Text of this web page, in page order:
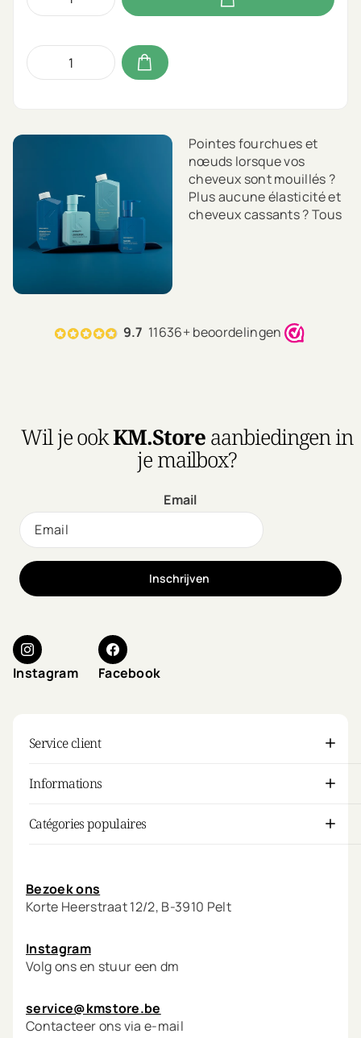
Pointes fourchues et
nœuds lorsque vos
cheveux sont mouillés ?
Plus aucune élasticité et
cheveux cassants ? Tous
remettront vos cheveux
en parfait état.
améliore et renforce les
cheveux secs et abîmés.
9.7 11636+ beoordelingen
Wil je ookKM.Storeaanbiedingen in
je mailbox?
Email
Inschrijven
Instagram Facebook
Service client
Informations
Catégories populaires
Bezoek ons
Korte Heerstraat 12/2, B-3910 Pelt
Instagram
Volg ons en stuur een dm
service@kmstore.be
Contacteer ons via e-mail